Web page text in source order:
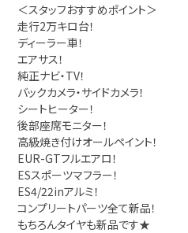
＜スタッフおすすめポイント＞
走行2万キロ台！
ディーラー車！
エアサス！
純正ナビ・TV！
バックカメラ・サイドカメラ！
シートヒーター！
後部座席モニター！
高級焼き付けオールペイント！
EUR-GTフルエアロ！
ESスポーツマフラー！
ES4/22inアルミ！
コンプリートパーツ全て新品！
もちろんタイヤも新品です★